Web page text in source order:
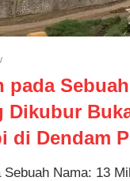
pada
Dikubur
di Dendam
Sebuah Nama: 13